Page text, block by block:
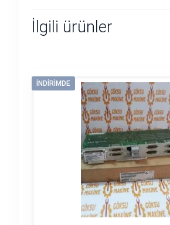
İlgili ürünler
İNDIRIMDE